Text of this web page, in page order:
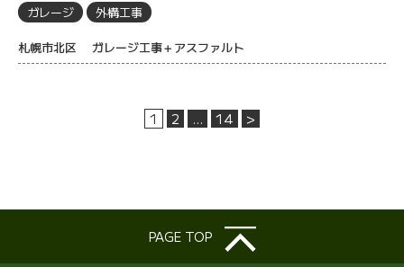
ガレージ 外構工事
札幌市北区 ガレージ工事＋アスファルト
1 2 … 14 >
PAGE TOP